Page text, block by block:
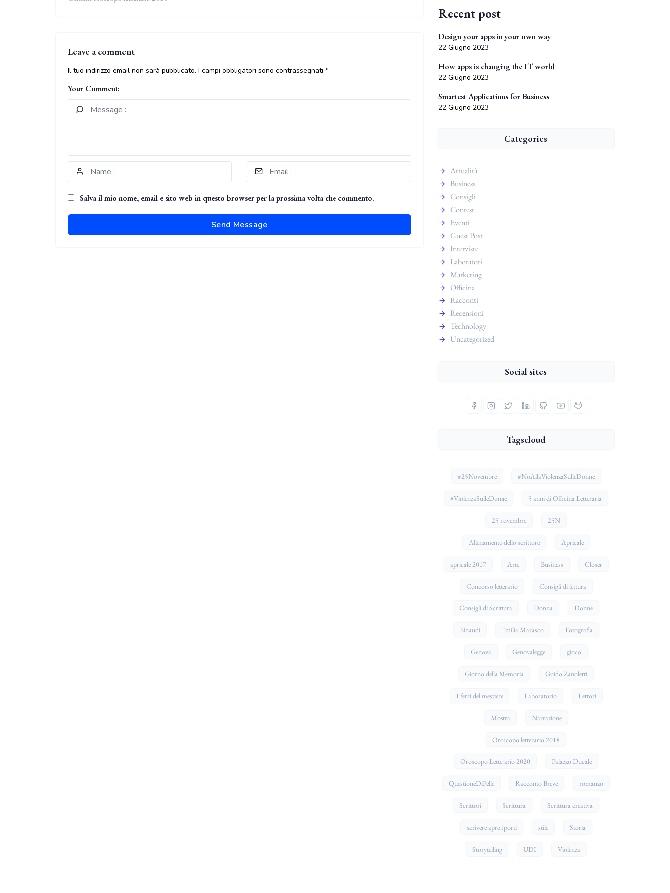
Leave a comment
Il tuo indirizzo email non sarà pubblicato. I campi obbligatori sono contrassegnati *
Your Comment:
Salva il mio nome, email e sito web in questo browser per la prossima volta che commento.
Recent post
Design your apps in your own way
22 Giugno 2023
How apps is changing the IT world
22 Giugno 2023
Smartest Applications for Business
22 Giugno 2023
Categories
Attualità
Business
Consigli
Contest
Eventi
Guest Post
Interviste
Laboratori
Marketing
Officina
Racconti
Recensioni
Technology
Uncategorized
Social sites
Tagscloud
#25Novembre #NoAllaViolenzaSulleDonne
#ViolenzaSulleDonne 5 anni di Officina Letteraria
25 novembre 25N
Allenamento dello scrittore Apricale
apricale 2017 Arte Business Closer
Concorso letterario Consigli di lettura
Consigli di Scrittura Donna Donne
Einaudi Emilia Marasco Fotografia
Genova Genovalegge gioco
Giorno della Memoria Guido Zanoletti
I ferri del mestiere Laboratorio Lettori
Mostra Narrazione
Oroscopo letterario 2018
Oroscopo Letterario 2020 Palazzo Ducale
QuestioneDiPelle Racconto Breve romanzo
Scrittori Scrittura Scrittura creativa
scrivere apre i porti stile Storia
Storytelling UDI Violenza